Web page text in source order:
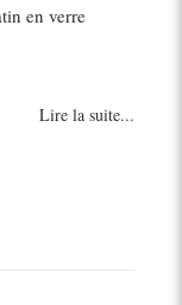
en verre
Lire la suite...